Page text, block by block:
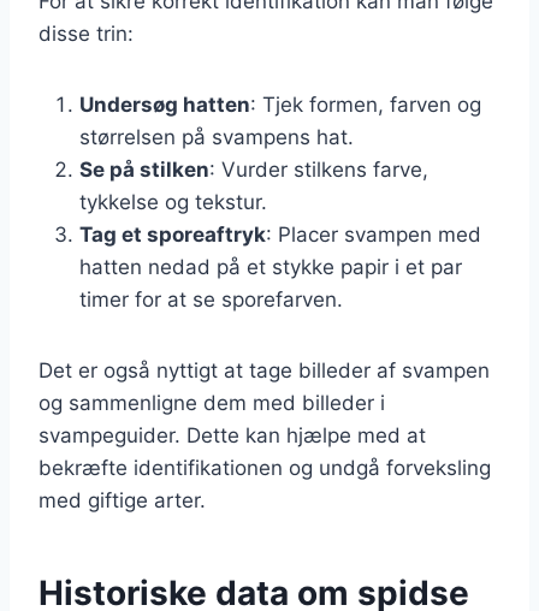
disse trin:
Undersøg hatten: Tjek formen, farven og
størrelsen på svampens hat.
Se på stilken: Vurder stilkens farve,
tykkelse og tekstur.
Tag et sporeaftryk: Placer svampen med
hatten nedad på et stykke papir i et par
timer for at se sporefarven.
Det er også nyttigt at tage billeder af svampen
og sammenligne dem med billeder i
svampeguider. Dette kan hjælpe med at
bekræfte identifikationen og undgå forveksling
med giftige arter.
Historiske data om spidse